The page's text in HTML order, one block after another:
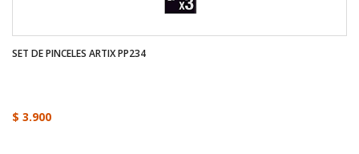
SET DE PINCELES ARTIX PP234
$ 3.900